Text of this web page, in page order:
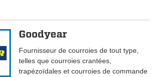
Goodyear
Fournisseur de courroies de tout type,
telles que courroies crantées,
trapézoïdales et courroies de commande